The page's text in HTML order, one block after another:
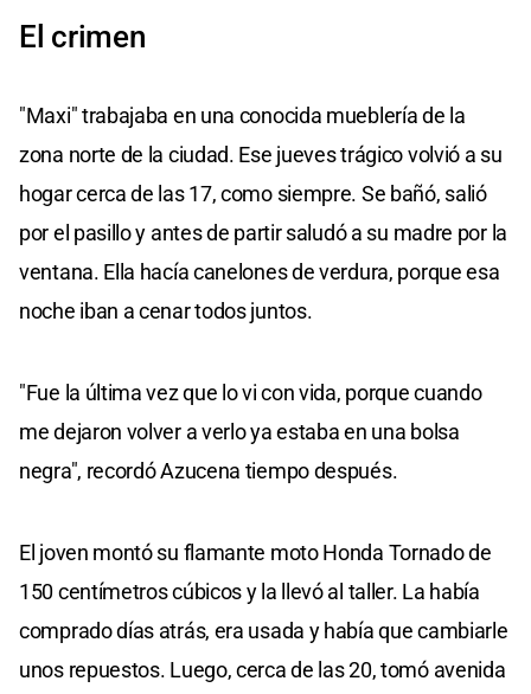
El crimen
"Maxi" trabajaba en una conocida mueblería de la
zona norte de la ciudad. Ese jueves trágico volvió a su
hogar cerca de las 17, como siempre. Se bañó, salió
por el pasillo y antes de partir saludó a su madre por la
ventana. Ella hacía canelones de verdura, porque esa
noche iban a cenar todos juntos.
"Fue la última vez que lo vi con vida, porque cuando
me dejaron volver a verlo ya estaba en una bolsa
negra", recordó Azucena tiempo después.
El joven montó su flamante moto Honda Tornado de
150 centímetros cúbicos y la llevó al taller. La había
comprado días atrás, era usada y había que cambiarle
unos repuestos. Luego, cerca de las 20, tomó avenida